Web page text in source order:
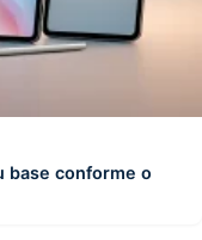
base conforme o